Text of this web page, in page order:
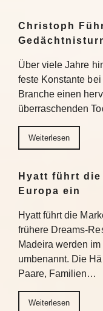
Christoph
Über viele Jahre
feste Konstante
Branche einen
überraschenden
Weiterlesen
Hyatt führt
Europa ein
Hyatt führt die
frühere Dreams-
Madeira werden
umbenannt. Die
Paare, Familien…
Weiterlesen